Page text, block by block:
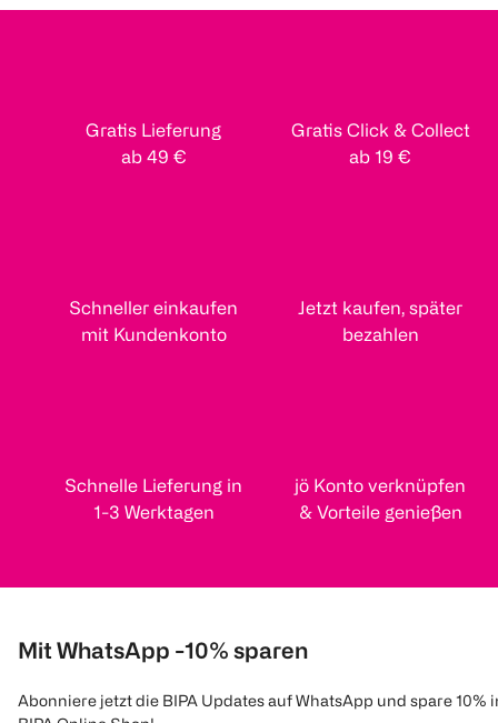
Gratis Lieferung
ab 49 €
Gratis Click & Collect
ab 19 €
Schneller einkaufen
mit Kundenkonto
Jetzt kaufen, später
bezahlen
Schnelle Lieferung in
1-3 Werktagen
jö Konto verknüpfen
& Vorteile genießen
Mit WhatsApp -10% sparen
Abonniere jetzt die BIPA Updates auf WhatsApp und spare 10%